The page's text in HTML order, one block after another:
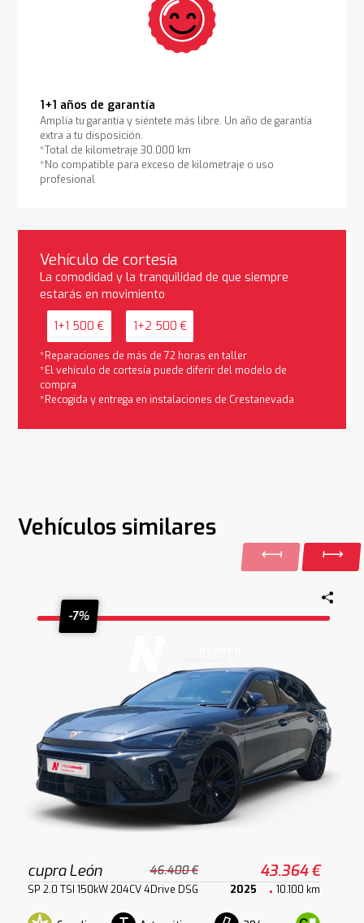
1+1 años de garantía
Amplía tu garantía y siéntete más libre. Un año de garantía
extra a tu disposición.
*Total de kilometraje 30.000 km
*No compatible para exceso de kilometraje o uso
profesional
Vehículo de cortesía
La comodidad y la tranquilidad de que siempre
estarás en movimiento
1+1 500 € 1+2 500 €
*Reparaciones de más de 72 horas en taller
*El vehículo de cortesía puede diferir del modelo de
compra
*Recogida y entrega en instalaciones de Crestanevada
Vehículos similares
-7%
cupra León 46.400 € 43.364 €
SP 2.0 TSI 150kW 204CV 4Drive DSG 2025 10.100 km